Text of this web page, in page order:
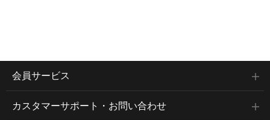
会員サービス
カスタマーサポート・お問い合わせ